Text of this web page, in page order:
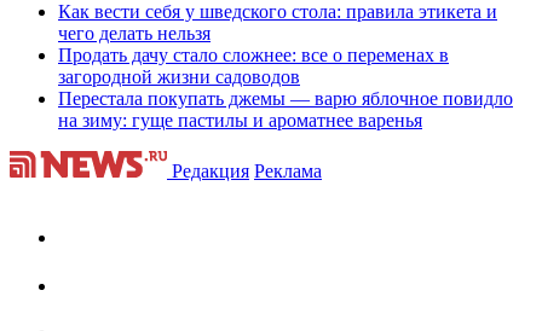
Как вести себя у шведского стола: правила этикета и
чего делать нельзя
Продать дачу стало сложнее: все о переменах в
загородной жизни садоводов
Перестала покупать джемы — варю яблочное повидло
на зиму: гуще пастилы и ароматнее варенья
Редакция Реклама